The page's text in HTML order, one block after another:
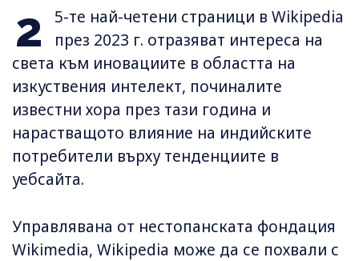
2
5-те най-четени страници в Wikipedia
през 2023 г. отразяват интереса на
света към иновациите в областта на
изкуствения интелект, починалите
известни хора през тази година и
нарастващото влияние на индийските
потребители върху тенденциите в
уебсайта.
Управлявана от нестопанската фондация
Wikimedia, Wikipedia може да се похвали с